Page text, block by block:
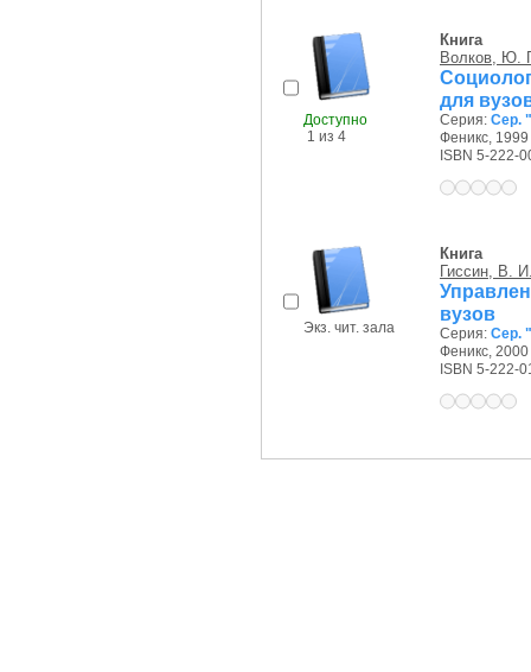
Доступно
1 из 4
Книга
Волков, Ю.
для
Серия: Сер.
Феникс, 1999
ISBN 5-222-
Экз. чит. зала
Книга
Гиссин, В.
вузов
Серия: Сер.
Феникс, 2000
ISBN 5-222-